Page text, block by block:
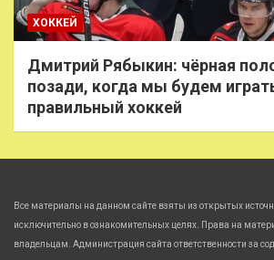
ХОККЕЙ
Дмитрий Рябыкин: чёрная
позади, когда мы будем
правильный хоккей
Все материалы на данном сайте взяты из открытых
исключительно в ознакомительных целях. Права на
владельцам. Администрация сайта ответственности за